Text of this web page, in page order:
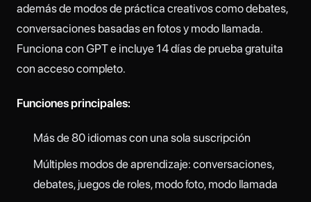
además de modos de práctica creativos como debates,
conversaciones basadas en fotos y modo llamada.
Funciona con GPT e incluye 14 días de prueba gratuita
con acceso completo.
Funciones principales:
Más de 80 idiomas con una sola suscripción
Múltiples modos de aprendizaje: conversaciones,
debates, juegos de roles, modo foto, modo llamada